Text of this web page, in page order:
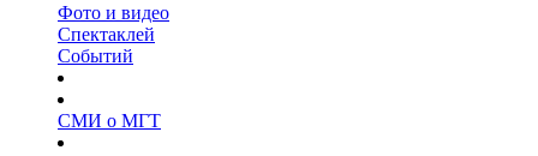
Фото и видео
Спектаклей
Событий
СМИ о МГТ